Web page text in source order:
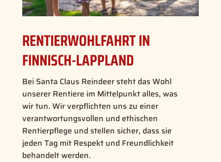
RENTIERWOHLFAHRT IN
FINNISCH-LAPPLAND
Bei Santa Claus Reindeer steht das Wohl
unserer Rentiere im Mittelpunkt alles, was
wir tun. Wir verpflichten uns zu einer
verantwortungsvollen und ethischen
Rentierpflege und stellen sicher, dass sie
jeden Tag mit Respekt und Freundlichkeit
behandelt werden.